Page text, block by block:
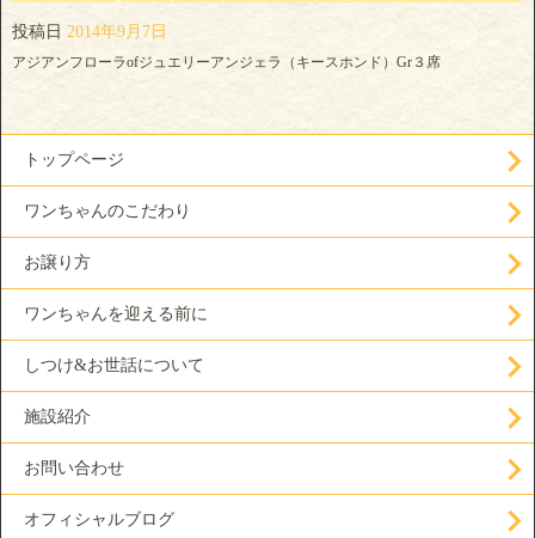
投稿日 2014年9月7日
アジアンフローラofジュエリーアンジェラ（キースホンド）Gr３席
トップページ
ワンちゃんのこだわり
お譲り方
ワンちゃんを迎える前に
しつけ&お世話について
施設紹介
お問い合わせ
オフィシャルブログ